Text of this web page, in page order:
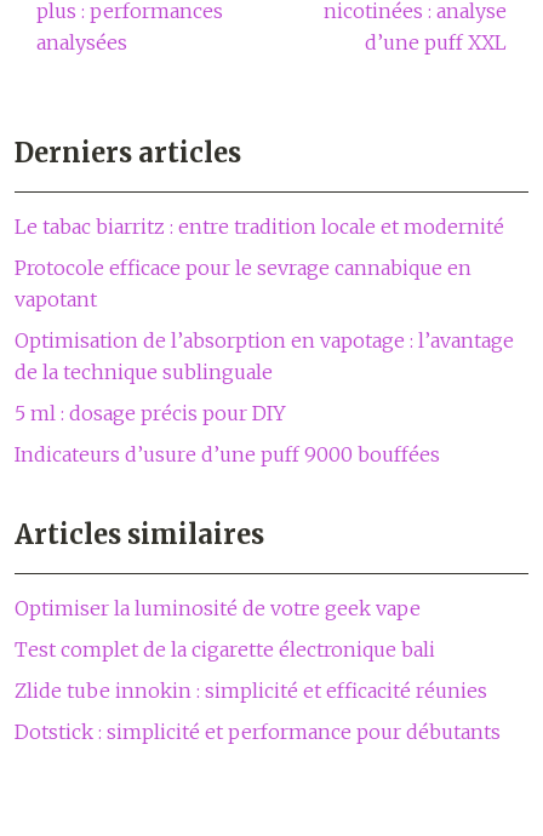
plus : performances
analysées
nicotinées : analyse
d’une puff XXL
Derniers articles
Le tabac biarritz : entre tradition locale et modernité
Protocole efficace pour le sevrage cannabique en
vapotant
Optimisation de l’absorption en vapotage : l’avantage
de la technique sublinguale
5 ml : dosage précis pour DIY
Indicateurs d’usure d’une puff 9000 bouffées
Articles similaires
Optimiser la luminosité de votre geek vape
Test complet de la cigarette électronique bali
Zlide tube innokin : simplicité et efficacité réunies
Dotstick : simplicité et performance pour débutants